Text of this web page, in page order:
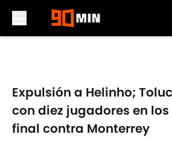
Expulsión a Helinho;
con diez jugadores en
final contra Monterrey